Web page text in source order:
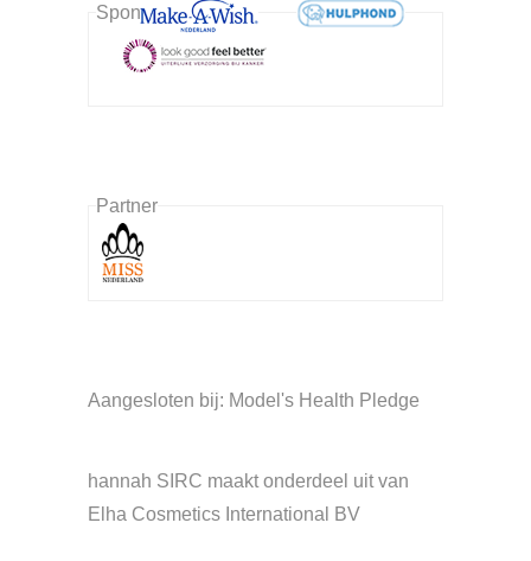
Sponsor
Partner
Aangesloten bij: Model's Health Pledge
hannah SIRC maakt onderdeel uit van
Elha Cosmetics International BV